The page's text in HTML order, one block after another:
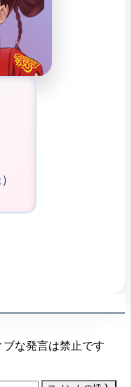
）
な発言は禁止です